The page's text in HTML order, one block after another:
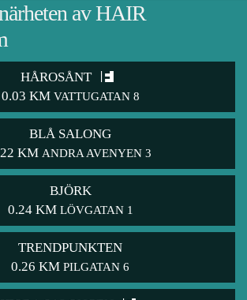
av HAIR
HÅROSÅNT
0.03 KM VATTUGATAN 8
BLÅ SALONG
KM ANDRA AVENYEN 3
BJÖRK
0.24 KM LÖVGATAN 1
TRENDPUNKTEN
0.26 KM PILGATAN 6